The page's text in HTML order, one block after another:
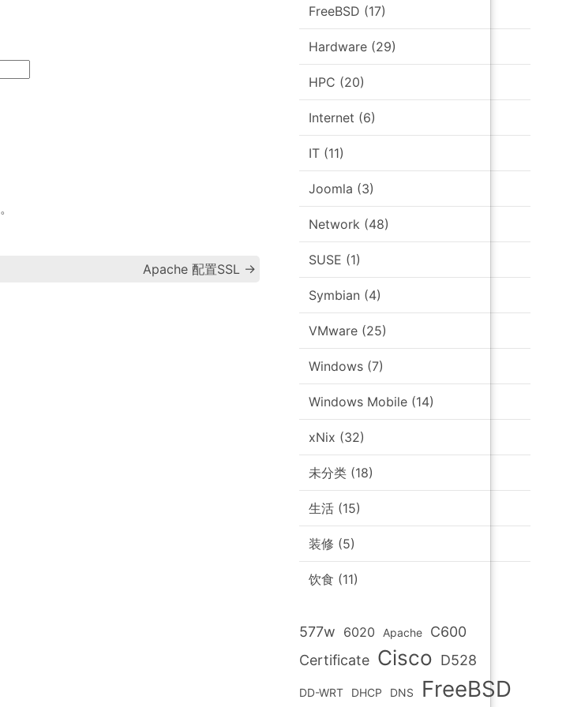
。
Post
navigation
Apache 配置SSL →
FreeBSD (17)
Hardware (29)
HPC (20)
Internet (6)
IT (11)
Joomla (3)
Network (48)
SUSE (1)
Symbian (4)
VMware (25)
Windows (7)
Windows Mobile (14)
xNix (32)
未分类 (18)
生活 (15)
装修 (5)
饮食 (11)
577w 6020 Apache
C600
Certificate Cisco D528
DD-WRT DHCP DNS FreeBSD